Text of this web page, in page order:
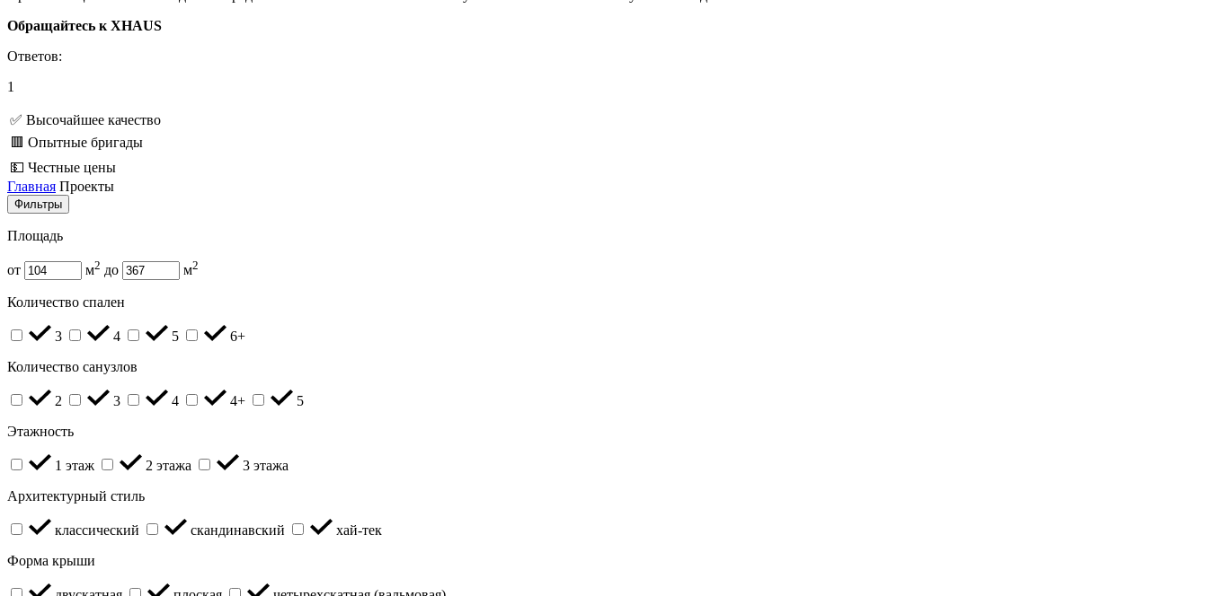
Обращайтесь к XHAUS
Ответов:
1
✅ Высочайшее качество
🟥 Опытные бригады
💵 Честные цены
Главная Проекты
Фильтры
Площадь
от м2 до м2
Количество спален
3 4 5
6+
Количество санузлов
2 3 4 4+
5
Этажность
1 этаж 2 этажа
3 этажа
Архитектурный стиль
классический скандинавский
хай-тек
Форма крыши